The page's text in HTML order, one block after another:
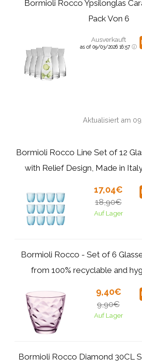
Bormioli Rocco Ypsilonglas
Pack Von 6
Ausverkauft
as of 09/03/2026 16:57
Aktualisiert am
Bormioli Rocco Line Set of 12
with Relief Design, Made in
17,04€
18,90€
Auf Lager
Bormioli Rocco - Set of 6
from 100% recyclable and
9,40€
9,90€
Auf Lager
Bormioli Rocco Diamond 30CL